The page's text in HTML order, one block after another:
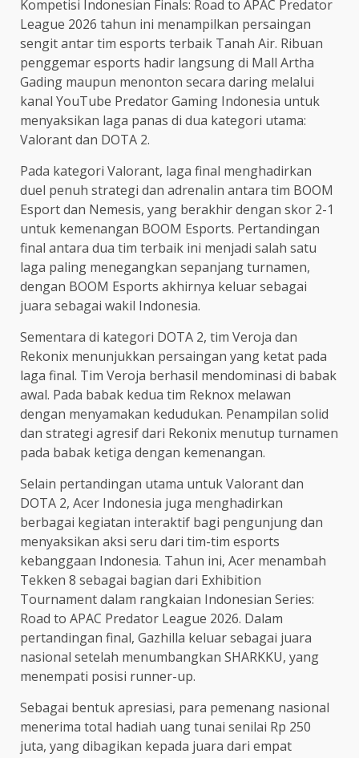
Kompetisi Indonesian Finals: Road to APAC Predator
League 2026 tahun ini menampilkan persaingan
sengit antar tim esports terbaik Tanah Air. Ribuan
penggemar esports hadir langsung di Mall Artha
Gading maupun menonton secara daring melalui
kanal YouTube Predator Gaming Indonesia untuk
menyaksikan laga panas di dua kategori utama:
Valorant dan DOTA 2.
Pada kategori Valorant, laga final menghadirkan
duel penuh strategi dan adrenalin antara tim BOOM
Esport dan Nemesis, yang berakhir dengan skor 2-1
untuk kemenangan BOOM Esports. Pertandingan
final antara dua tim terbaik ini menjadi salah satu
laga paling menegangkan sepanjang turnamen,
dengan BOOM Esports akhirnya keluar sebagai
juara sebagai wakil Indonesia.
Sementara di kategori DOTA 2, tim Veroja dan
Rekonix menunjukkan persaingan yang ketat pada
laga final. Tim Veroja berhasil mendominasi di babak
awal. Pada babak kedua tim Reknox melawan
dengan menyamakan kedudukan. Penampilan solid
dan strategi agresif dari Rekonix menutup turnamen
pada babak ketiga dengan kemenangan.
Selain pertandingan utama untuk Valorant dan
DOTA 2, Acer Indonesia juga menghadirkan
berbagai kegiatan interaktif bagi pengunjung dan
menyaksikan aksi seru dari tim-tim esports
kebanggaan Indonesia. Tahun ini, Acer menambah
Tekken 8 sebagai bagian dari Exhibition
Tournament dalam rangkaian Indonesian Series:
Road to APAC Predator League 2026. Dalam
pertandingan final, Gazhilla keluar sebagai juara
nasional setelah menumbangkan SHARKKU, yang
menempati posisi runner-up.
Sebagai bentuk apresiasi, para pemenang nasional
menerima total hadiah uang tunai senilai Rp 250
juta, yang dibagikan kepada juara dari empat